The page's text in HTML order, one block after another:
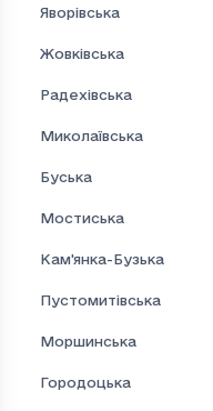
Яворівська
Жовківська
Радехівська
Миколаївська
Буська
Мостиська
Кам'янка-Бузька
Пустомитівська
Моршинська
Городоцька